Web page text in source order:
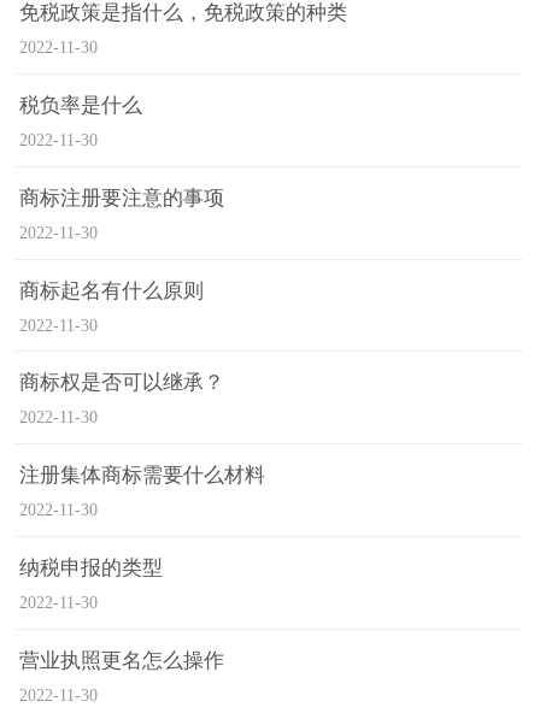
免税政策是指什么，免税政策的种类
2022-11-30
税负率是什么
2022-11-30
商标注册要注意的事项
2022-11-30
商标起名有什么原则
2022-11-30
商标权是否可以继承？
2022-11-30
注册集体商标需要什么材料
2022-11-30
纳税申报的类型
2022-11-30
营业执照更名怎么操作
2022-11-30